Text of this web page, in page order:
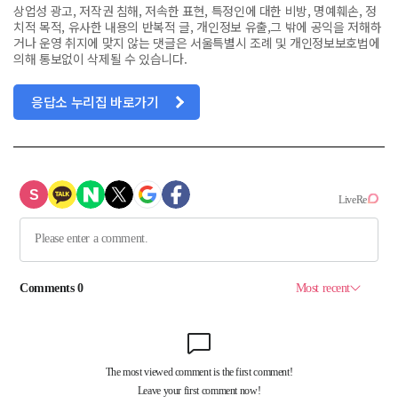
상업성 광고, 저작권 침해, 저속한 표현, 특정인에 대한 비방, 명예훼손, 정
치적 목적, 유사한 내용의 반복적 글, 개인정보 유출,그 밖에 공익을 저해하
거나 운영 취지에 맞지 않는 댓글은 서울특별시 조례 및 개인정보보호법에
의해 통보없이 삭제될 수 있습니다.
응답소 누리집 바로가기